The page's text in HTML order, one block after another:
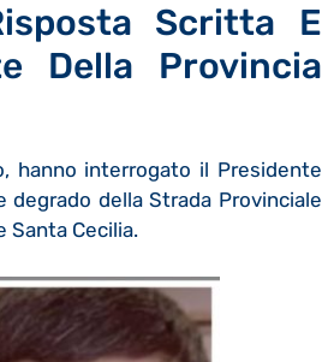
Scritta E
Della Provincia
hanno interrogato il Presidente
della Strada Provinciale
Santa Cecilia.